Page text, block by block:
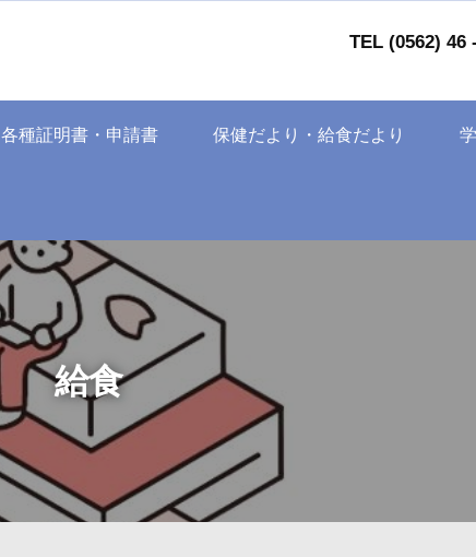
TEL (0562) 46
各種証明書・申請書 保健だより・給食だより
給食